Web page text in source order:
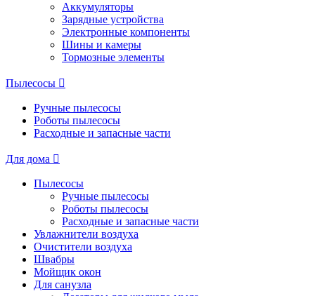
Аккумуляторы
Зарядные устройства
Электронные компоненты
Шины и камеры
Тормозные элементы
Пылесосы
Ручные пылесосы
Роботы пылесосы
Расходные и запасные части
Для дома
Пылесосы
Ручные пылесосы
Роботы пылесосы
Расходные и запасные части
Увлажнители воздуха
Очистители воздуха
Швабры
Мойщик окон
Для санузла